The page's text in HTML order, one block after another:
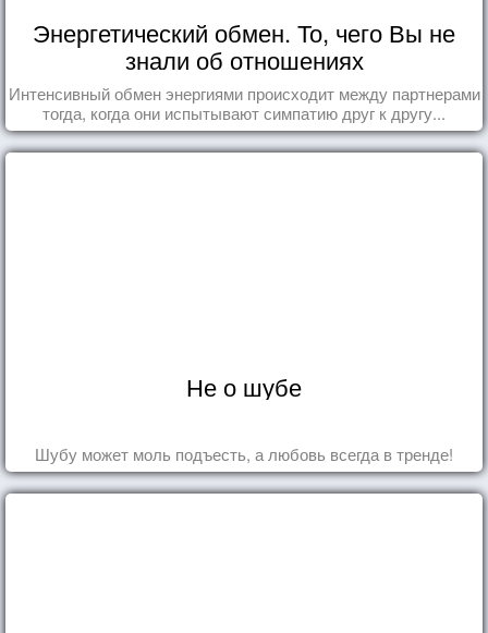
Энергетический обмен. То, чего Вы не
знали об отношениях
Интенсивный обмен энергиями происходит между партнерами
тогда, когда они испытывают симпатию друг к другу...
Не о шубе
Шубу может моль подъесть, а любовь всегда в тренде!